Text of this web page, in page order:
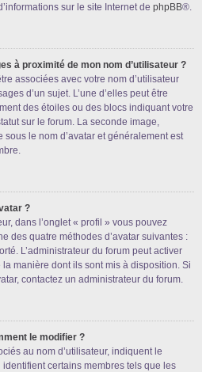
sur le site Internet de phpBB®.
à proximité de mon nom d’utilisateur ?
associées avec votre nom d’utilisateur
d’un sujet. L’une d’elles peut être
des étoiles ou des blocs indiquant votre
sur le forum. La seconde image,
le nom d’avatar et généralement est
?
dans l’onglet « profil » vous pouvez
des quatre méthodes d’avatar suivantes :
L’administrateur du forum peut activer
manière dont ils sont mis à disposition. Si
contactez un administrateur du forum.
le modifier ?
au nom d’utilisateur, indiquent le
certains membres tels que les